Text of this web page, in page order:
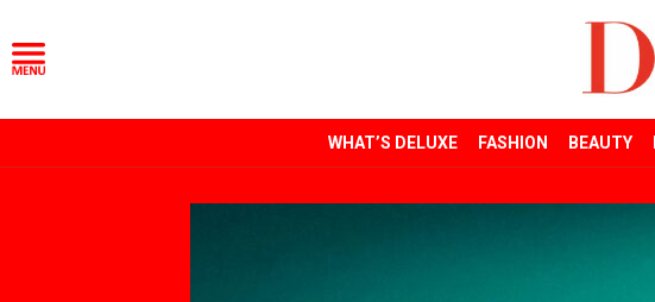
WHAT’S DELUXE FASHION BEAUTY